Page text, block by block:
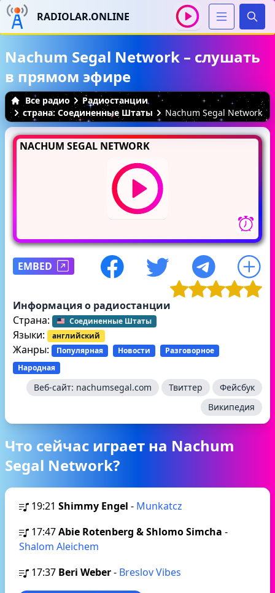
RADIOLAR.ONLINE
Nachum Segal Network – слушать
в прямом эфире
Все радио
Радиостанции
страна: Соединенные Штаты
Nachum Segal Network
NACHUM SEGAL NETWORK
EMBED
Информация о радиостанции
Страна:
Соединенные Штаты
Языки: английский
Жанры: Популярная Новости
Разговорное
Народная
Веб-сайт: nachumsegal.com Твиттер
Фейсбук
Википедия
Что сейчас играет на Nachum
Segal Network?
19:21 Shimmy Engel - Munkatcz
17:47Abie Rotenberg & Shlomo Simcha -
Shalom Aleichem
17:37 Beri Weber- Breslov Vibes